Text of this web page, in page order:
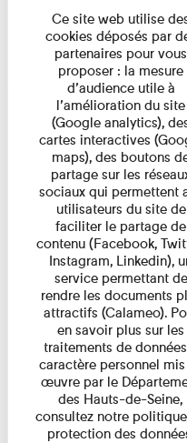
Lecture
Les Invités de
livre. Modernités ...
Pages
Ce site web utilise
cookies déposés par
partenaires pour vous
proposer : la mesure
d’audience utile à
l’amélioration du site
(Google analytics),
cartes interactives
maps), des boutons
partage sur les
sociaux qui permettent
utilisateurs du site de
faciliter le partage de
contenu (Facebook,
Instagram, Linkedin),
service permettant de
rendre les documents
attractifs (Calameo).
en savoir plus sur les
traitements de
caractère personnel
œuvre par le
des Hauts-de-Seine,
consultez notre
protection des